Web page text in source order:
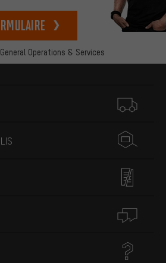
General Operations & Services